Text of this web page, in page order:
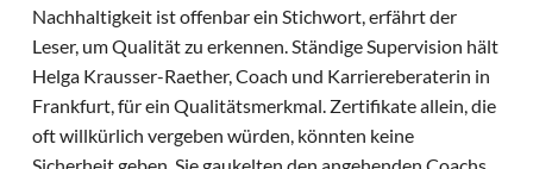
Nachhaltigkeit ist offenbar ein Stichwort, erfährt der
Leser, um Qualität zu erkennen. Ständige Supervision hält
Helga Krausser-Raether, Coach und Karriereberaterin in
Frankfurt, für ein Qualitätsmerkmal. Zertifikate allein, die
oft willkürlich vergeben würden, könnten keine